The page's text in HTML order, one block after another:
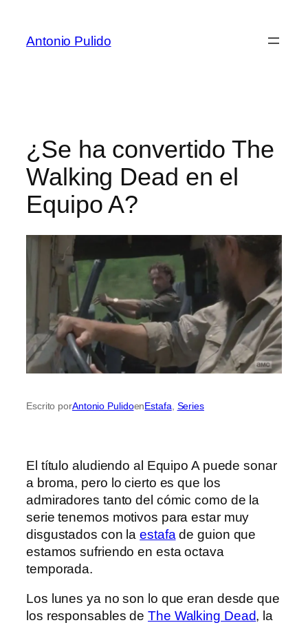
Antonio Pulido
¿Se ha convertido The
Walking Dead en el
Equipo A?
Escrito porAntonio PulidoenEstafa Series
El título aludiendo al Equipo A puede sonar
a broma, pero lo cierto es que los
admiradores tanto del cómic como de la
serie tenemos motivos para estar muy
disgustados con laestafa de guion que
estamos sufriendo en esta octava
temporada.
Los lunes ya no son lo que eran desde que
los responsables de The Walking Dead, la